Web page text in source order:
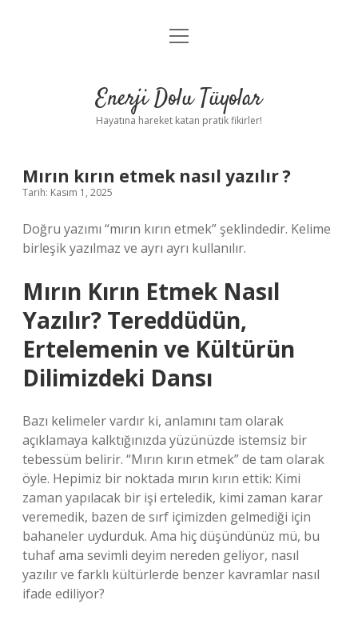
Anasayfa
Yasal Uyarı
menüyü
Enerji Dolu Tüyolar
Hayatına hareket katan pratik fikirler!
Mırın kırın etmek nasıl yazılır ?
Tarih: Kasım 1, 2025
Doğru yazımı “mırın kırın etmek” şeklindedir. Kelime
birleşik yazılmaz ve ayrı ayrı kullanılır.
Mırın Kırın Etmek Nasıl
Yazılır? Tereddüdün,
Ertelemenin ve Kültürün
Dilimizdeki Dansı
Bazı kelimeler vardır ki, anlamını tam olarak
açıklamaya kalktığınızda yüzünüzde istemsiz bir
tebessüm belirir. “Mırın kırın etmek” de tam olarak
öyle. Hepimiz bir noktada mırın kırın ettik: Kimi
zaman yapılacak bir işi erteledik, kimi zaman karar
veremedik, bazen de sırf içimizden gelmediği için
bahaneler uydurduk. Ama hiç düşündünüz mü, bu
tuhaf ama sevimli deyim nereden geliyor, nasıl
yazılır ve farklı kültürlerde benzer kavramlar nasıl
ifade ediliyor?